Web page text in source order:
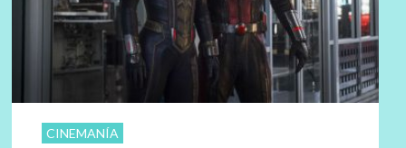
CINEMANÍA